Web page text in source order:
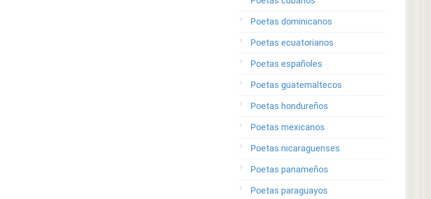
Poetas dominicanos
Poetas ecuatorianos
Poetas españoles
Poetas guatemaltecos
Poetas hondureños
Poetas mexicanos
Poetas nicaraguenses
Poetas panameños
Poetas paraguayos